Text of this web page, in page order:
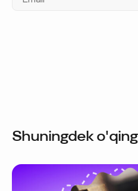
Shuningdek o'qing